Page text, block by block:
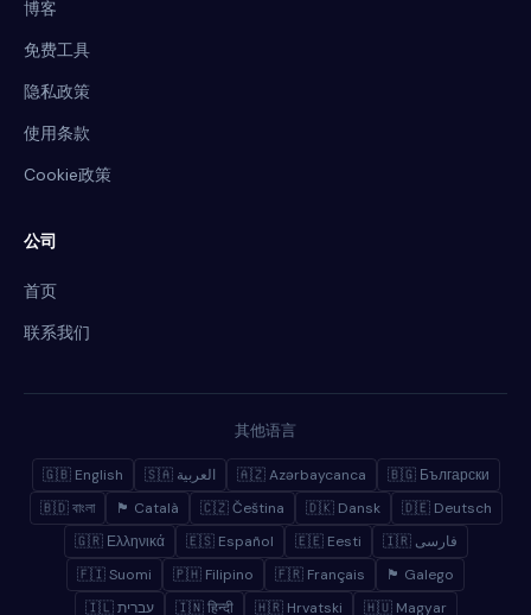
博客
免费工具
隐私政策
使用条款
Cookie政策
公司
首页
联系我们
其他语言
🇬🇧 English 🇸🇦 العربية 🇦🇿 Azərbaycanca
🇧🇬 Български
🇧🇩 বাংলা
🏴 Català 🇨🇿 Čeština 🇩🇰 Dansk
🇩🇪 Deutsch
🇬🇷 Ελληνικά
🇪🇸 Español 🇪🇪 Eesti
🇮🇷 فارسی
🇫🇮 Suomi
🇵🇭 Filipino 🇫🇷 Français
🏴 Galego
🇮🇱 עברית
🇮🇳 हिन्दी 🇭🇷 Hrvatski
🇭🇺 Magyar